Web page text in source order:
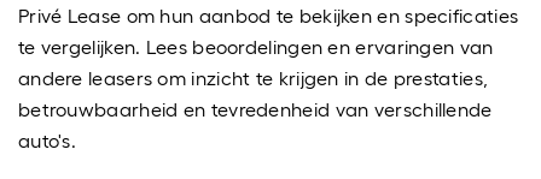
Privé Lease om hun aanbod te bekijken en specificaties
te vergelijken. Lees beoordelingen en ervaringen van
andere leasers om inzicht te krijgen in de prestaties,
betrouwbaarheid en tevredenheid van verschillende
auto's.